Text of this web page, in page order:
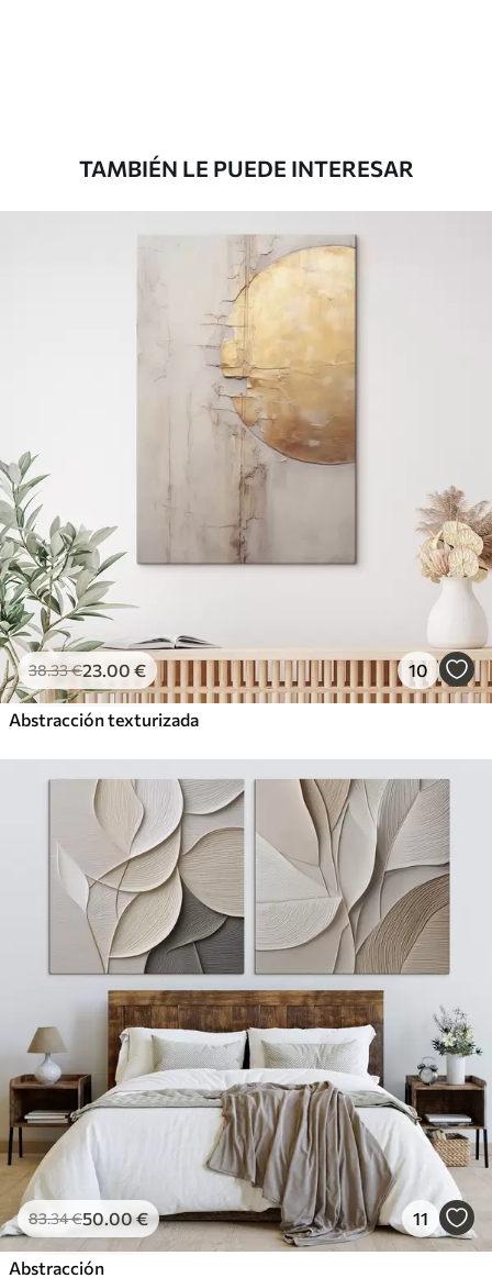
TAMBIÉN LE PUEDE INTERESAR
38.33€23.00 € 10
Abstracción texturizada
83.34€50.00€ 11
Abstracción